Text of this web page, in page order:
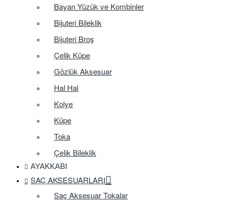
Bayan Yüzük ve Kombinler
Bijuteri Bileklik
Bijuteri Broş
Çelik Küpe
Gözlük Aksesuar
Hal Hal
Kolye
Küpe
Toka
Çelik Bileklik
AYAKKABI
SAÇ AKSESUARLARI
Saç Aksesuar Tokalar